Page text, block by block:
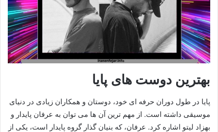
بهترین دوست های پایا
پایا در طول دوران حرفه‌ ای خود، دوستان و همکاران زیادی در دنیای
موسیقی داشته است. از مهم‌ ترین آن‌ ها می‌ توان به عرفان پایدار و
بهزاد لیتو اشاره کرد. عرفان، که بنیان‌ گذار گروه پایدار است، یکی از